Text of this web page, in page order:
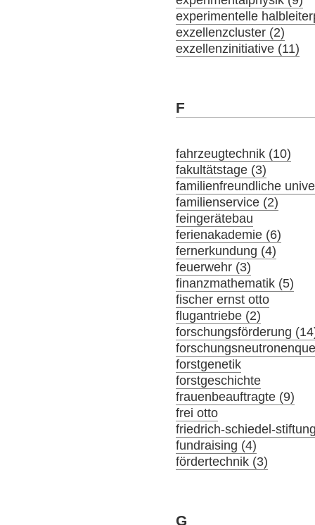
experimentelle
exzellenzcluster (2)
exzellenzinitiative (11)
F
fahrzeugtechnik (10)
fakultätstage (3)
familienfreundliche
familienservice (2)
feingerätebau
ferienakademie (6)
fernerkundung (4)
feuerwehr (3)
finanzmathematik (5)
fischer ernst otto
flugantriebe (2)
forschungsförderung
forstgenetik
forstgeschichte
frauenbeauftragte (9)
frei otto
friedrich-schiedel-
fundraising (4)
fördertechnik (3)
G